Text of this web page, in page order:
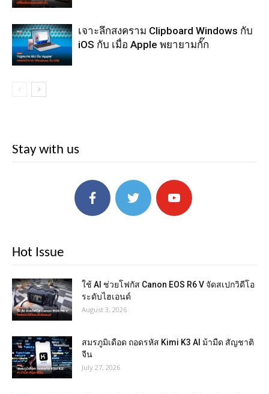
เจาะลึกสงคราม Clipboard Windows กับ
iOS กับ เมื่อ Apple พยายามกั๊ก
Stay with us
Hot Issue
ใช้ AI ช่วยโฟกัส Canon EOS R6 V จัดสเปกวิดีโอ
ระดับไฮเอนด์
August 3, 2026
สมรภูมิเดือด ถอดรหัส Kimi K3 AI ม้ามืด สัญชาติ
จีน
July 27, 2026